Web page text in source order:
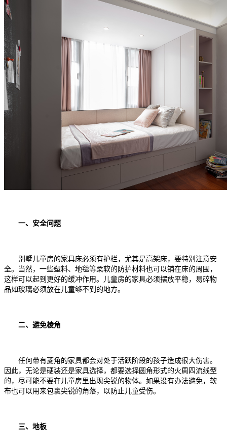
一、安全问题
别墅儿童房的家具床必须有护栏，尤其是高架床，要特别注意安
全。当然，一些塑料、地毯等柔软的防护材料也可以铺在床的周围，
这样可以起到更好的缓冲作用。儿童房的家具必须摆放平稳，易碎物
品如玻璃必须放在儿童够不到的地方。
二、避免棱角
任何带有菱角的家具都会对处于活跃阶段的孩子造成很大伤害。
因此，无论是硬装还是家具选择，都要选择圆角形式的火周四流线型
的，尽可能不要在儿童房里出现尖锐的物体。如果没有办法避免，软
布也可以用来包裹尖锐的角落，以防止儿童受伤。
三、地板